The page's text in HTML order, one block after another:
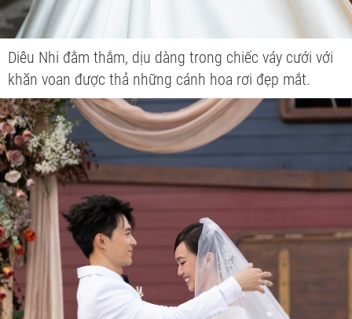
Diêu Nhi đằm thắm, dịu dàng trong chiếc váy cưới với
khăn voan được thả những cánh hoa rơi đẹp mắt.